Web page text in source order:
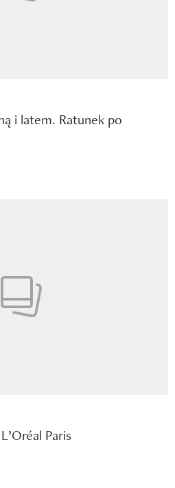
i latem. Ratunek po
Paris